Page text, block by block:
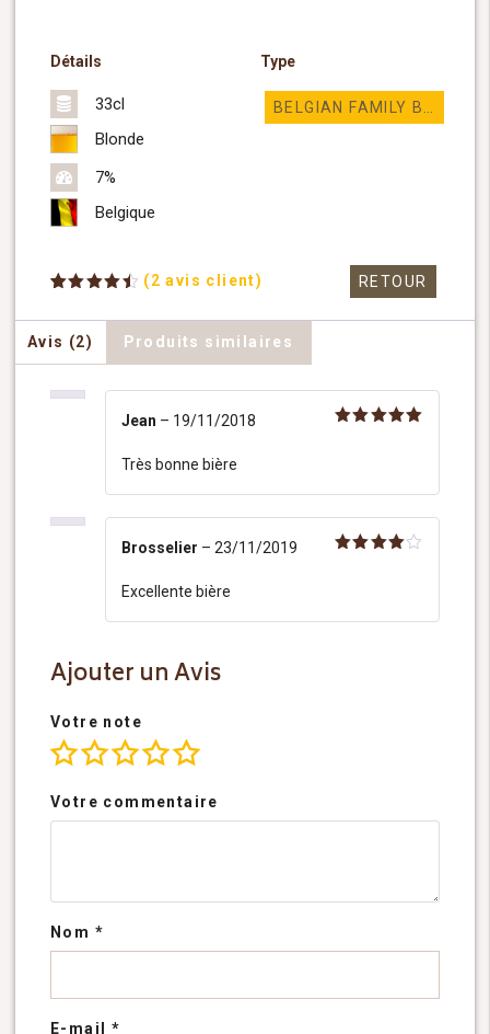
Détails
33cl
Blonde
7%
Belgique
Type
BELGIAN FAMILY BREWERS
sur 5
basé
sur
notations
(2 avis client) RETOUR
Avis (2) Produits similaires
Jean – 19/11/2018
Très bonne bière
Brosselier – 23/11/2019
Excellente bière
Ajouter un Avis
Votre note
Votre commentaire
Nom *
E-mail *